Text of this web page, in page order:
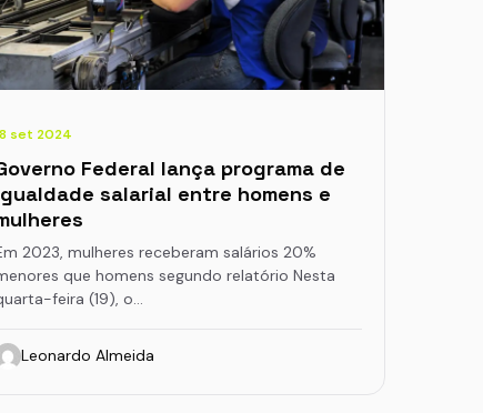
set 2024
Federal lança programa de
salarial entre homens e
2023, mulheres receberam salários 20%
que homens segundo relatório Nesta
feira (19), o…
Leonardo Almeida